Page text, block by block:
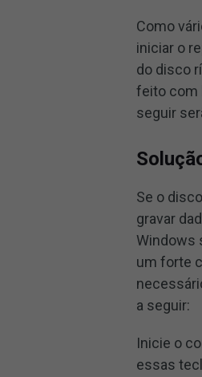
Como
iniciar o
do disco
feito com
seguir
Se o
gravar
Windows
um forte
a seguir:
Inicie o
essas